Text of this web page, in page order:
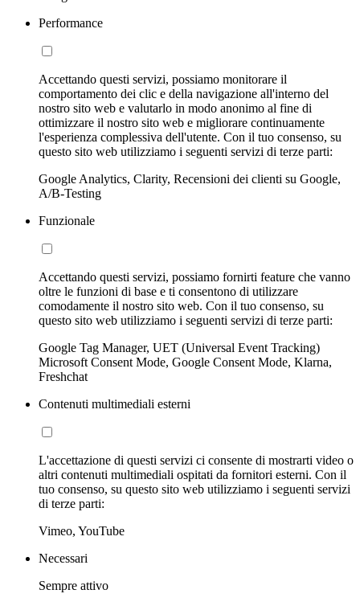
Performance
Accettando questi servizi, possiamo monitorare il
comportamento dei clic e della navigazione all'interno del
nostro sito web e valutarlo in modo anonimo al fine di
ottimizzare il nostro sito web e migliorare continuamente
l'esperienza complessiva dell'utente. Con il tuo consenso, su
questo sito web utilizziamo i seguenti servizi di terze parti:
Google Analytics, Clarity, Recensioni dei clienti su Google,
A/B-Testing
Funzionale
Accettando questi servizi, possiamo fornirti feature che vanno
oltre le funzioni di base e ti consentono di utilizzare
comodamente il nostro sito web. Con il tuo consenso, su
questo sito web utilizziamo i seguenti servizi di terze parti:
Google Tag Manager, UET (Universal Event Tracking)
Microsoft Consent Mode, Google Consent Mode, Klarna,
Freshchat
Contenuti multimediali esterni
L'accettazione di questi servizi ci consente di mostrarti video o
altri contenuti multimediali ospitati da fornitori esterni. Con il
tuo consenso, su questo sito web utilizziamo i seguenti servizi
di terze parti:
Vimeo, YouTube
Necessari
Sempre attivo